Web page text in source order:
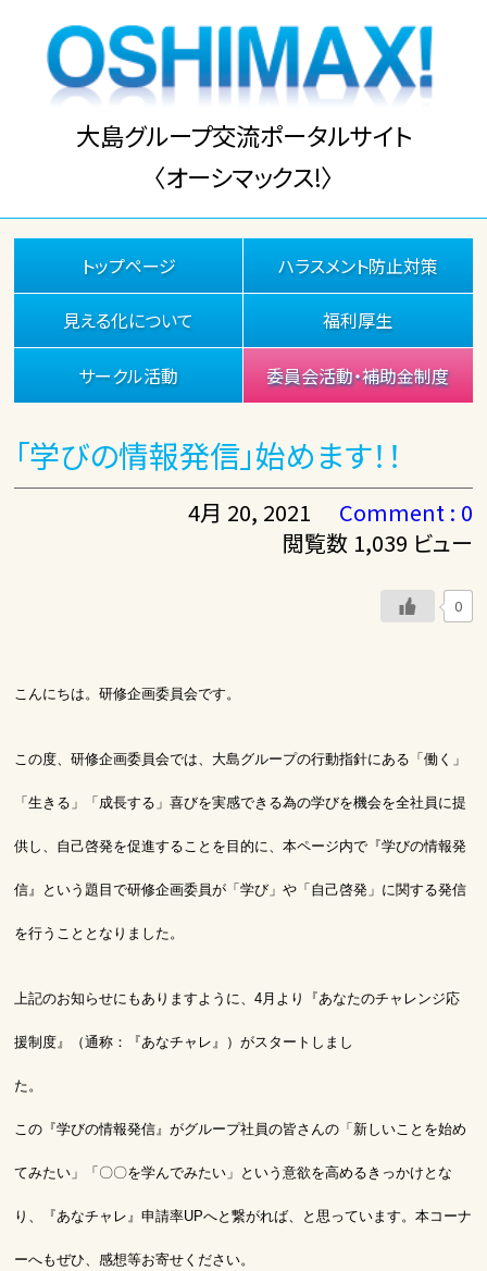
大島グループ交流ポータルサイト
〈オーシマックス!〉
トップページ ハラスメント防止対策
見える化について 福利厚生
サークル活動 委員会活動・補助金制度
「学びの情報発信」始めます！！
4月 20, 2021
Comment : 0
閲覧数 1,039 ビュー
0
こんにちは。研修企画委員会です。
この度、研修企画委員会では、大島グループの行動指針にある「働く」
「生きる」「成長する」喜びを実感できる為の学びを機会を全社員に提
供し、自己啓発を促進することを目的に、本ページ内で『学びの情報発
信』という題目で研修企画委員が 「学び」や「自己啓発」に関する発信
を行うこととなりました。
上記のお知らせにもありますように、4月より『あなたのチャレンジ応
援制度』（通称：『あなチャレ』）がスタートしまし
この『学びの情報発信』がグループ社員の皆さんの「新しいことを始め
てみたい」「〇〇を学んでみたい」という意欲を高める きっかけとな
り、『あなチャレ』申請率UPへと繋がれば、と思っています。本コーナ
ーへもぜひ、感想等お寄せください。